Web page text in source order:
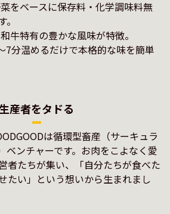
産者をタドる
は循環型畜産（サーキュラ
ベンチャーです。お肉をこよなく愛
者たちが集い、「自分たちが食べた
たい」という想いから生まれまし